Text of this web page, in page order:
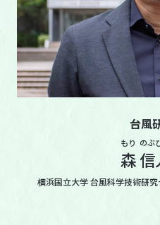
台風
森
もり
信
のぶ
横浜国立大学 台風科学技術研究